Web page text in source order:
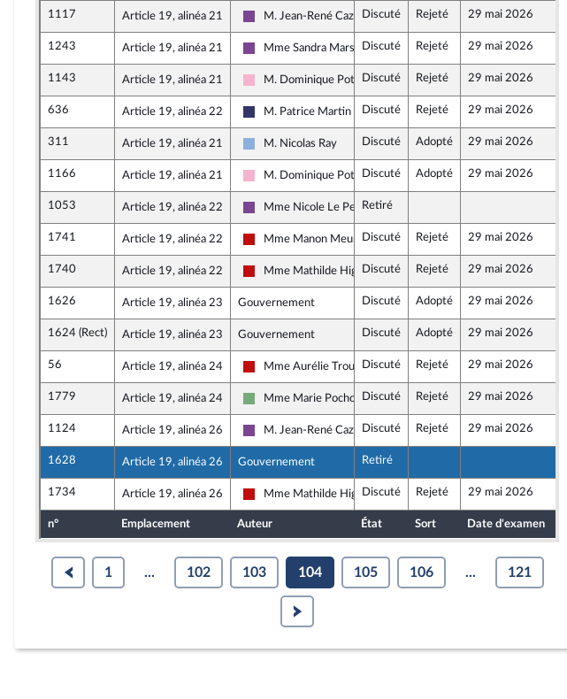
1117 Article 19, alinéa 21
Ensemble pour la République
M. Jean-René Cazeneuve
Discuté Rejeté 29 mai 2026
1243 Article 19, alinéa 21
Ensemble pour la République
Mme Sandra MarsaudDiscuté Rejeté 29 mai 2026
1143 Article 19, alinéa 21
Socialistes et apparentés
M. Dominique PotierDiscuté Rejeté 29 mai 2026
636 Article 19, alinéa 22
Rassemblement National
M. Patrice Martin Discuté Rejeté 29 mai 2026
311 Article 19, alinéa 21
Droite Républicaine
M. Nicolas Ray Discuté Adopté 29 mai 2026
1166 Article 19, alinéa 21
Socialistes et apparentés
M. Dominique PotierDiscuté Adopté 29 mai 2026
1053 Article 19, alinéa 22
Ensemble pour la République
Mme Nicole Le PeihRetiré
1741 Article 19, alinéa 22
La France insoumise - Nouveau Front Populaire
Mme Manon MeunierDiscuté Rejeté 29 mai 2026
1740 Article 19, alinéa 22
La France insoumise - Nouveau Front Populaire
Mme Mathilde HignetDiscuté Rejeté 29 mai 2026
1626 Article 19, alinéa 23 Gouvernement Discuté Adopté 29 mai 2026
1624 (Rect) Article 19, alinéa 23 Gouvernement Discuté Adopté 29 mai 2026
56 Article 19, alinéa 24
La France insoumise - Nouveau Front Populaire
Mme Aurélie TrouvéDiscuté Rejeté 29 mai 2026
1779 Article 19, alinéa 24
Écologiste et Social
Mme Marie Pochon Discuté Rejeté 29 mai 2026
1124 Article 19, alinéa 26
Ensemble pour la République
M. Jean-René Cazeneuve
Discuté Rejeté 29 mai 2026
1628 Article 19, alinéa 26 Gouvernement Retiré
1734 Article 19, alinéa 26
La France insoumise - Nouveau Front Populaire
Mme Mathilde HignetDiscuté Rejeté 29 mai 2026
n° Emplacement Auteur État Sort Date d'examen
1 ... 102 103 104 105 106 ... 121